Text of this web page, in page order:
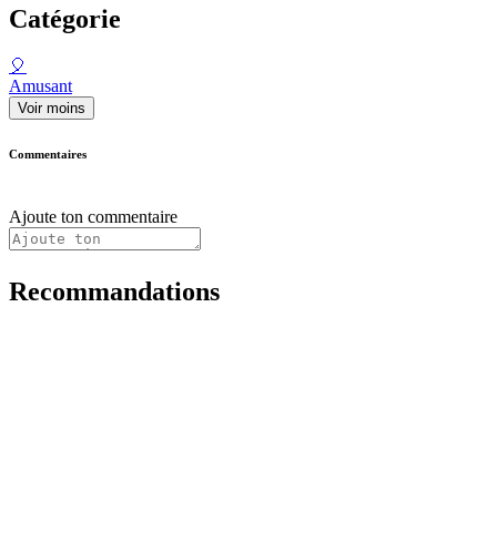
Catégorie
🎈
Amusant
Voir moins
Commentaires
Ajoute ton commentaire
Recommandations